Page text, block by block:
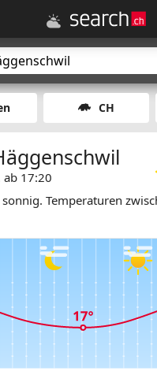
CH
ab 17:20
Temperaturen